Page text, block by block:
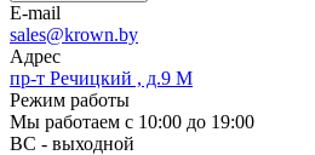
E-mail
sales@krown.by
Адрес
пр-т Речицкий , д.9 М
Режим работы
Мы работаем с 10:00 до 19:00
ВС - выходной